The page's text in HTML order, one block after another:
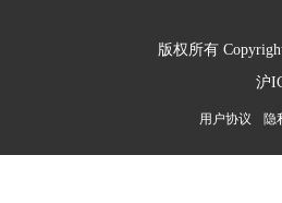
版权所有
沪
用户协议 隐